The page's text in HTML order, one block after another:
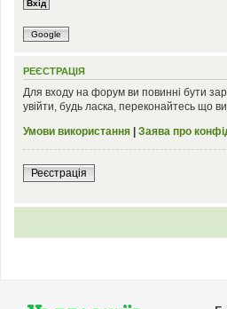
Google
РЕЄСТРАЦІЯ
Для входу на форум ви повинні бути
увійти, будь ласка, переконайтесь що
Умови використання | Заява про
Реєстрація